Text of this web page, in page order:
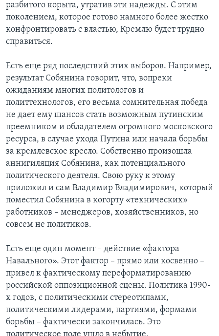
разбитого корыта, утратив эти надежды. С этим
поколением, которое готово намного более жестко
конфронтировать с властью, Кремлю будет трудно
справиться.
Есть еще ряд последствий этих выборов. Например,
результат Собянина говорит, что, вопреки
ожиданиям многих политологов и
политтехнологов, его весьма сомнительная победа
не дает ему шансов стать возможным путинским
преемником и обладателем огромного московского
ресурса, в случае ухода Путина или начала борьбы
за кремлевское кресло. Собственно произошла
аннигиляция Собянина, как потенциального
политического деятеля. Свою руку к этому
приложил и сам Владимир Владимирович, который
поместил Собянина в когорту «технических»
работников – менеджеров, хозяйственников, но
совсем не политиков.
Есть еще один момент – действие «фактора
Навального». Этот фактор – прямо или косвенно –
привел к фактическому переформатированию
российской оппозиционной сцены. Политика 1990-
х годов, с политическими стереотипами,
политическими лидерами, партиями, формами
борьбы – фактически закончилась. Это